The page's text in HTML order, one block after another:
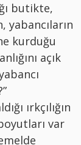
butikte,
yabancıların
kurduğu
açık
ırkçılığın
var